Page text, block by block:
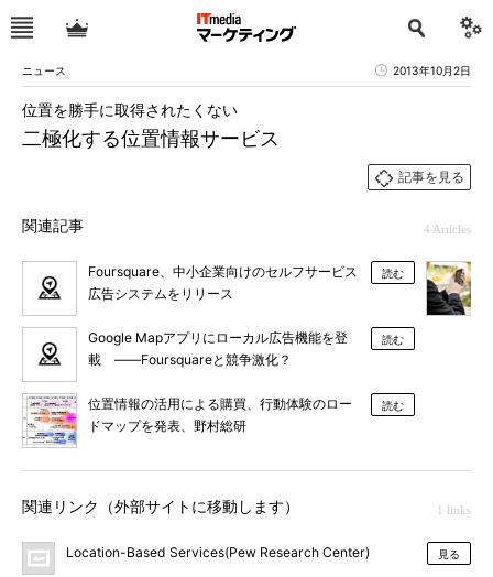
ニュース 2013年10月2日
二極化する位置情報サービス
位置を勝手に取得されたくない
記事を見る
関連記事 4 Articles
Foursquare、中小企業向けのセルフサービス
広告システムをリリース
読む
Google Mapアプリにローカル広告機能を登
載 ――Foursquareと競争激化？
読む
位置情報の活用による購買、行動体験のロー
ドマップを発表、野村総研
読む
関連リンク（外部サイトに移動します） 1 links
Location-Based Services(Pew Research Center) 見る